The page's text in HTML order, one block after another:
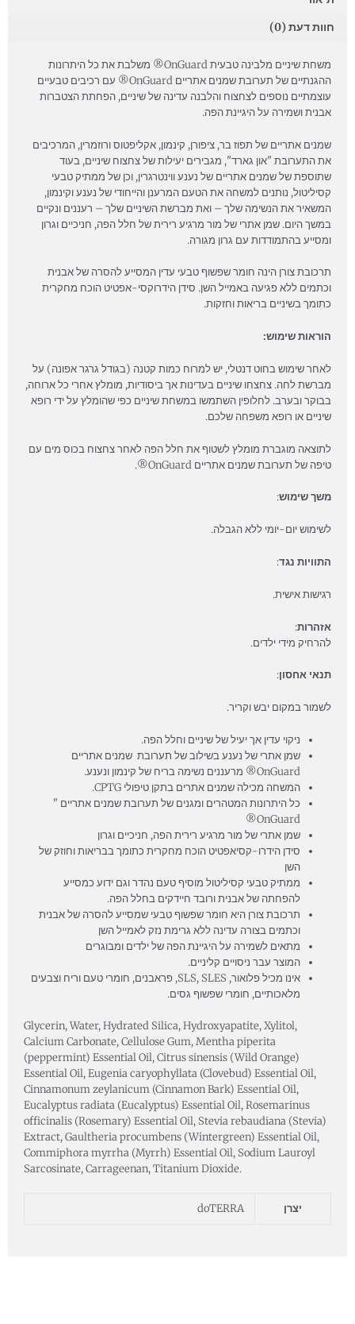
חוות דעת (0)
משחת שיניים מלבינה טבעית OnGuard® משלבת את כל היתרונות
ההגנתיים של תערובת שמנים אתריים OnGuard® עם רכיבים טבעיים
עוצמתיים נוספים לצחצוח והלבנה עדינה של שיניים, הפחתת הצטברות
אבנית ושמירה על היגיינת הפה.
שמנים אתריים של תפוז בר, ציפורן, קינמון, אקליפטוס ורוזמרין, המרכיבים
את התערובת "און גארד", מגבירים יעילות של צחצוח שיניים, בעוד
שתוספת של שמנים אתריים של נענע ווינטרגרין, וכן של ממתיק טבעי
קסיליטול, נותנים למשחה את הטעם המרענן והייחודי של נענע וקינמון,
המשאיר את הנשימה שלך – ואת מברשת השיניים שלך – רעננים ונקיים
במשך היום. שמן אתרי של מור מרגיע רירית של חלל הפה, חניכיים וגרון
ומסייע בהתמודדות עם גרון מגורה.
תרכובת צורן הינה חומר שפשוף טבעי עדין המסייע להסרה של אבנית
וכתמים ללא פגיעה באמייל השן. סידן הידרוקסי-אפטיט הוכח מחקרית
כתומך בשיניים בריאות וחזקות.
הוראות שימוש:
לאחר שימוש בחוט דנטלי, יש למרוח כמות קטנה (בגודל גרגר אפונה) על
מברשת לחה. צחצחו שיניים בעדינות אך ביסודיות, מומלץ אחרי כל ארוחה,
בבוקר ובערב. לחלופין השתמשו במשחת שיניים כפי שהומלץ על ידי רופא
שיניים או רופא משפחה שלכם.
לתוצאה מוגברת מומלץ לשטוף את חלל הפה לאחר צחצוח בכוס מים עם
טיפה של תערובת שמנים אתריים OnGuard®.
משך שימוש:
לשימוש יום-יומי ללא הגבלה.
התוויות נגד:
רגישות אישית.
אזהרות:
להרחיק מידי ילדים.
תנאי אחסון:
לשמור במקום יבש וקריר.
ניקוי עדין אך יעיל של שיניים וחלל הפה.
שמן אתרי של נענע בשילוב של תערובת שמנים אתריים
OnGuard® מרעננים נשימה בריח של קינמון ונענע.
המשחה מכילה שמנים אתרים בתקן טיפולי CPTG.
כל היתרונות המטהרים ומגנים של תערובת שמנים אתריים "
OnGuard®
שמן אתרי של מור מרגיע רירית הפה, חניכיים וגרון
סידן הידרו-קסיאפטיט הוכח מחקרית כתומך בבריאות וחוזק של
השן
ממתיק טבעי קסיליטול מוסיף טעם נהדר וגם ידוע כמסייע
להפחתה של אבנית ורובד חיידקים בחלל הפה.
תרכובת צורן היא חומר שפשוף טבעי שמסייע להסרה של אבנית
וכתמים בצורה עדינה ללא גרימת נזק לאמייל השן
מתאים לשמירה על היגיינת הפה של ילדים ומבוגרים
המוצר עבר ניסויים קליניים.
אינו מכיל פלואור, SLS, SLES, פראבנים, חומרי טעם וריח וצבעים
מלאכותיים, חומרי שפשוף גסים.
Glycerin, Water, Hydrated Silica, Hydroxyapatite, Xylitol,
Calcium Carbonate, Cellulose Gum, Mentha piperita
(peppermint) Essential Oil, Citrus sinensis (Wild Orange)
Essential Oil, Eugenia caryophyllata (Clovebud) Essential Oil,
Cinnamonum zeylanicum (Cinnamon Bark) Essential Oil,
Eucalyptus radiata (Eucalyptus) Essential Oil, Rosemarinus
officinalis (Rosemary) Essential Oil, Stevia rebaudiana (Stevia)
Extract, Gaultheria procumbens (Wintergreen) Essential Oil,
Commiphora myrrha (Myrrh) Essential Oil, Sodium Lauroyl
Sarcosinate, Carrageenan, Titanium Dioxide.
יצרן doTERRA